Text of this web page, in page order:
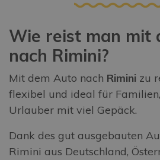
Wie reist man mit
nach Rimini?
Mit dem Auto nach Rimini zu
flexibel und ideal für
Urlauber mit viel Gepäck.
Dank des gut ausgebauten
Rimini aus Deutschland,